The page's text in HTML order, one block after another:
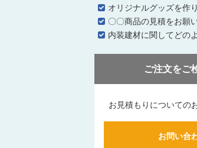
オリジナルグッズを作
〇〇商品の見積をお願
内装建材に関してどの
ご注文をご
お見積もりについての
お問い合